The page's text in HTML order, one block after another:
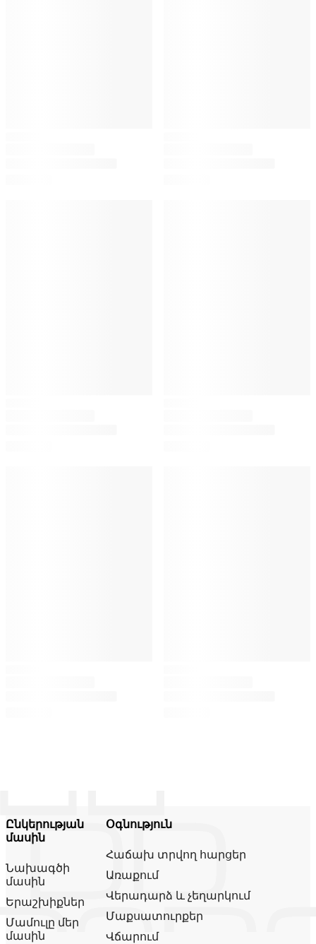
Ընկերության
մասին
Նախագծի
մասին
Երաշխիքներ
Մամուլը մեր
մասին
Օգնություն
Հաճախ տրվող հարցեր
Առաքում
Վերադարձ և չեղարկում
Մաքսատուրքեր
Վճարում